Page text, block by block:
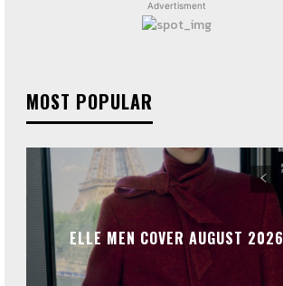
Advertisment
MOST POPULAR
ELLE MEN COVER AUGUST 2026